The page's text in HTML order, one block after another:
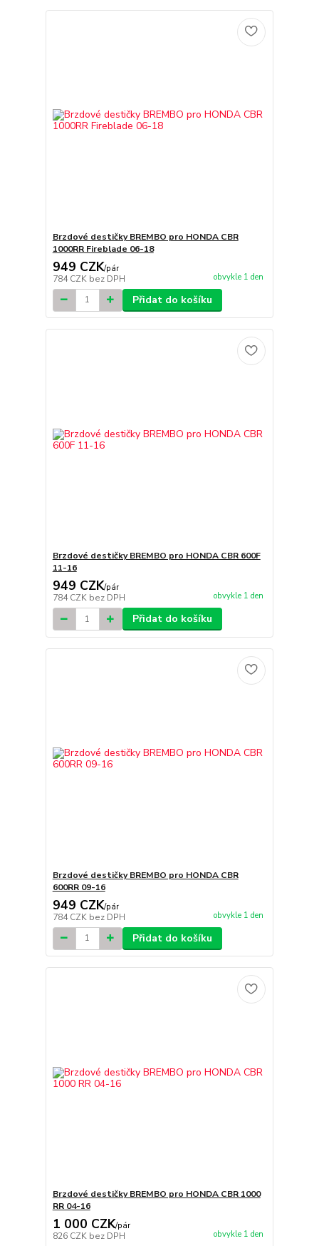
Brzdové destičky BREMBO pro HONDA CBR
1000RR Fireblade 06-18
949 CZK/pár
784 CZK bez DPH obvykle 1 den
Přidat do košíku
Brzdové destičky BREMBO pro HONDA CBR 600F
11-16
949 CZK/pár
784 CZK bez DPH obvykle 1 den
Přidat do košíku
Brzdové destičky BREMBO pro HONDA CBR
600RR 09-16
949 CZK/pár
784 CZK bez DPH obvykle 1 den
Přidat do košíku
Brzdové destičky BREMBO pro HONDA CBR 1000
RR 04-16
1 000 CZK/pár
826 CZK bez DPH obvykle 1 den